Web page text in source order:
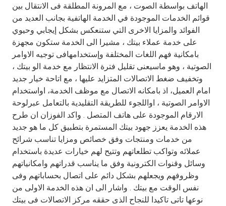
الهاتف بواسطة الصوت ، مع المرونة المطلقة فى الانتقال بين
قوائم الخدمات الموجودة في الخدمة الهاتفية بجانب العديد من
الفوائد والمزايا الاخرى التي ستنعكس بشكل إيجابي وحيوي
على خدمة عملاء بيتك ، مشيرا الى الخدمة ستكون مجهزة
بامكانية فهم اللغات المختلفة وإستخدامهافى توجيه الاوامر
الصوتية ، وهو ماسيعنى تقليل فترة الانتظار مع خدمة الو بيتك ،
وتخفيف ضغط الاتصالات المتزايد عليها ، مع اتاحة خيار جديد
امام العميل، اذ بامكانه الاتصال مع موظف الخدمة، اواستخدام
الاوامر الصوتية ، اواللجوء للطريقة التقليدية بالتعامل عبرلوحة
الارقام الموجودة على هاتف المتصل . واكد الفوزان ان طرح
هذه الخدمة يعزز جهود بيتك المستمرة بتطبيق كل ما هو جديد
من خدمات ومنتجات وفق خصائص ومزايا تناسب شرائح
عملائه وتواكب تطلعاتهم وتتيح لهم خيارات عديدة باستخدام
وسائل وقنوات الكترونية وفق ما يناسب قدراتهم وامكانياتهم
وظروفهم ويجعلهم بشكل دائم على اتصال بحساباتهم وفى
نفس الوقت مع بيتك . واشار الى ان هذه الخدمة الاولى من
نوعها تاتى تاكيدا للنجاح الذى حققه مركز الاتصالات فى بيتك